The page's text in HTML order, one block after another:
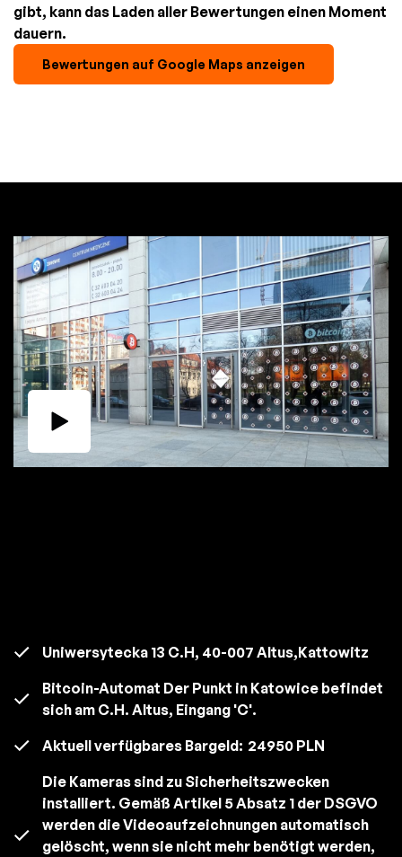
gibt, kann das Laden aller Bewertungen einen Moment
dauern.
Bewertungen auf Google Maps anzeigen
Uniwersytecka 13 C.H, 40-007 Altus,Kattowitz
Bitcoin-Automat Der Punkt in Katowice befindet
sich am C.H. Altus, Eingang 'C'.
Aktuell verfügbares Bargeld: 24950 PLN
Die Kameras sind zu Sicherheitszwecken
installiert. Gemäß Artikel 5 Absatz 1 der DSGVO
werden die Videoaufzeichnungen automatisch
gelöscht, wenn sie nicht mehr benötigt werden,